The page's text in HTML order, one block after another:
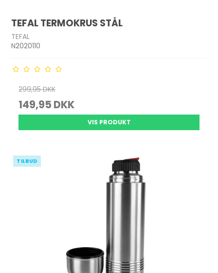
TEFAL TERMOKRUS STÅL
TEFAL
N2020110
299,95 DKK
149,95 DKK
VIS PRODUKT
TILBUD